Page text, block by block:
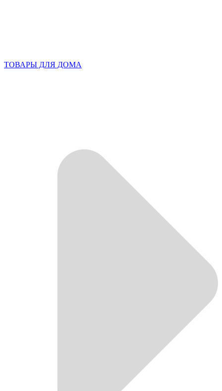
ТОВАРЫ ДЛЯ ДОМА